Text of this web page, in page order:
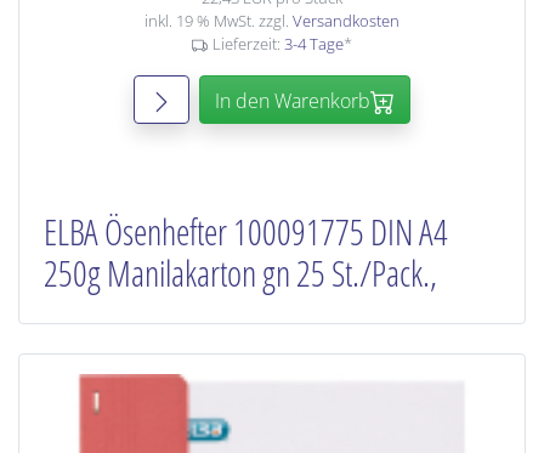
inkl. 19 % MwSt. zzgl. Versandkosten
Lieferzeit: 3-4 Tage*
In den Warenkorb
ELBA Ösenhefter 100091775 DIN A4
250g Manilakarton gn 25 St./Pack.,